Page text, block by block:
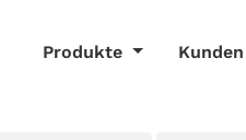
Produkte Kunden